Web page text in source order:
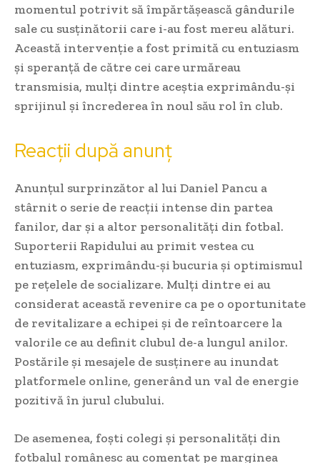
momentul potrivit să împărtășească gândurile
sale cu susținătorii care i-au fost mereu alături.
Această intervenție a fost primită cu entuziasm
și speranță de către cei care urmăreau
transmisia, mulți dintre aceștia exprimându-și
sprijinul și încrederea în noul său rol în club.
Reacții după anunț
Anunțul surprinzător al lui Daniel Pancu a
stârnit o serie de reacții intense din partea
fanilor, dar și a altor personalități din fotbal.
Suporterii Rapidului au primit vestea cu
entuziasm, exprimându-și bucuria și optimismul
pe rețelele de socializare. Mulți dintre ei au
considerat această revenire ca pe o oportunitate
de revitalizare a echipei și de reîntoarcere la
valorile ce au definit clubul de-a lungul anilor.
Postările și mesajele de susținere au inundat
platformele online, generând un val de energie
pozitivă în jurul clubului.
De asemenea, foști colegi și personalități din
fotbalul românesc au comentat pe marginea